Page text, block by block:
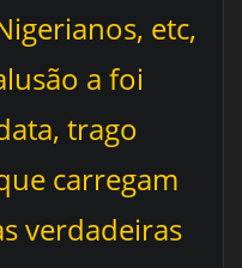
etc,
a foi
trago
carregam
verdadeiras